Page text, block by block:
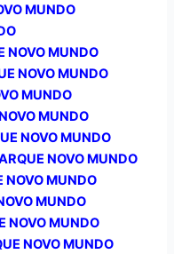
MUNDO
NOVO MUNDO
NOVO MUNDO
MUNDO
MUNDO
NOVO MUNDO
NOVO MUNDO
NOVO MUNDO
MUNDO
NOVO MUNDO
NOVO MUNDO